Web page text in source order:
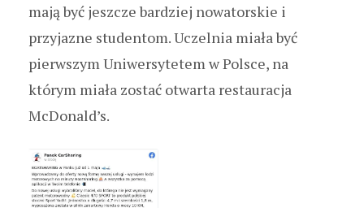
mają być jeszcze bardziej nowatorskie i
przyjazne studentom. Uczelnia miała być
pierwszym Uniwersytetem w Polsce, na
którym miała zostać otwarta restauracja
McDonald’s.